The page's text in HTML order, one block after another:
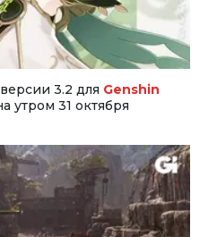
3.2 для Genshin
утром 31 октября